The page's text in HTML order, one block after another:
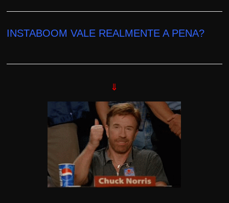
INSTABOOM VALE REALMENTE A PENA?
⇓